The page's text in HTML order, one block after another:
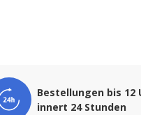
Bestellungen bis 12
innert 24 Stunden